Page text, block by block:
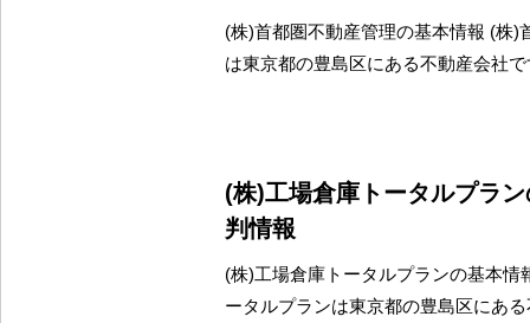
(株)首都圏不動産管理の基本情報 (株)
は東京都の豊島区にある不動産会社
(株)工場倉庫トータルプラ
判情報
(株)工場倉庫トータルプランの基本情
ータルプランは東京都の豊島区にあ